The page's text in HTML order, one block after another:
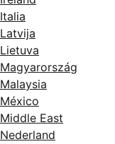
Italia
Latvija
Lietuva
Magyarország
Malaysia
México
Middle East
Nederland